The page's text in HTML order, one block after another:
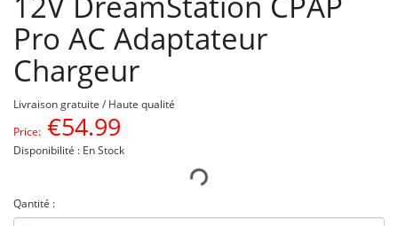
Pro AC Adaptateur
Chargeur
Livraison gratuite / Haute qualité
Price: €54.99
Disponibilité : En Stock
Qantité :